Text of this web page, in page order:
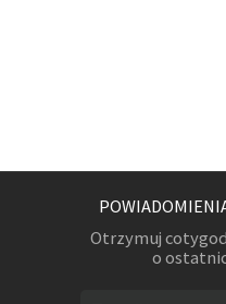
Otrzymuj
o